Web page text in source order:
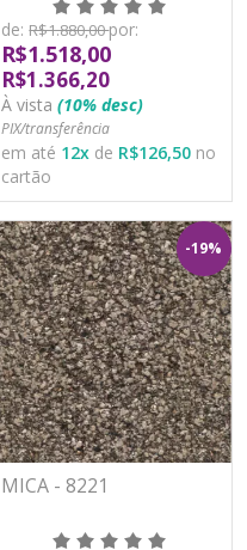
de: R$1.880,00por:
R$1.518,00
R$1.366,20
À vista (10% desc)
PIX/transferência
em até 12x de R$126,50 no
cartão
-19%
MICA - 8221